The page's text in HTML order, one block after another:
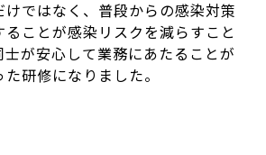
ではなく、普段からの感染対策
ことが感染リスクを減らすこと
が安心して業務にあたることが
研修になりました。